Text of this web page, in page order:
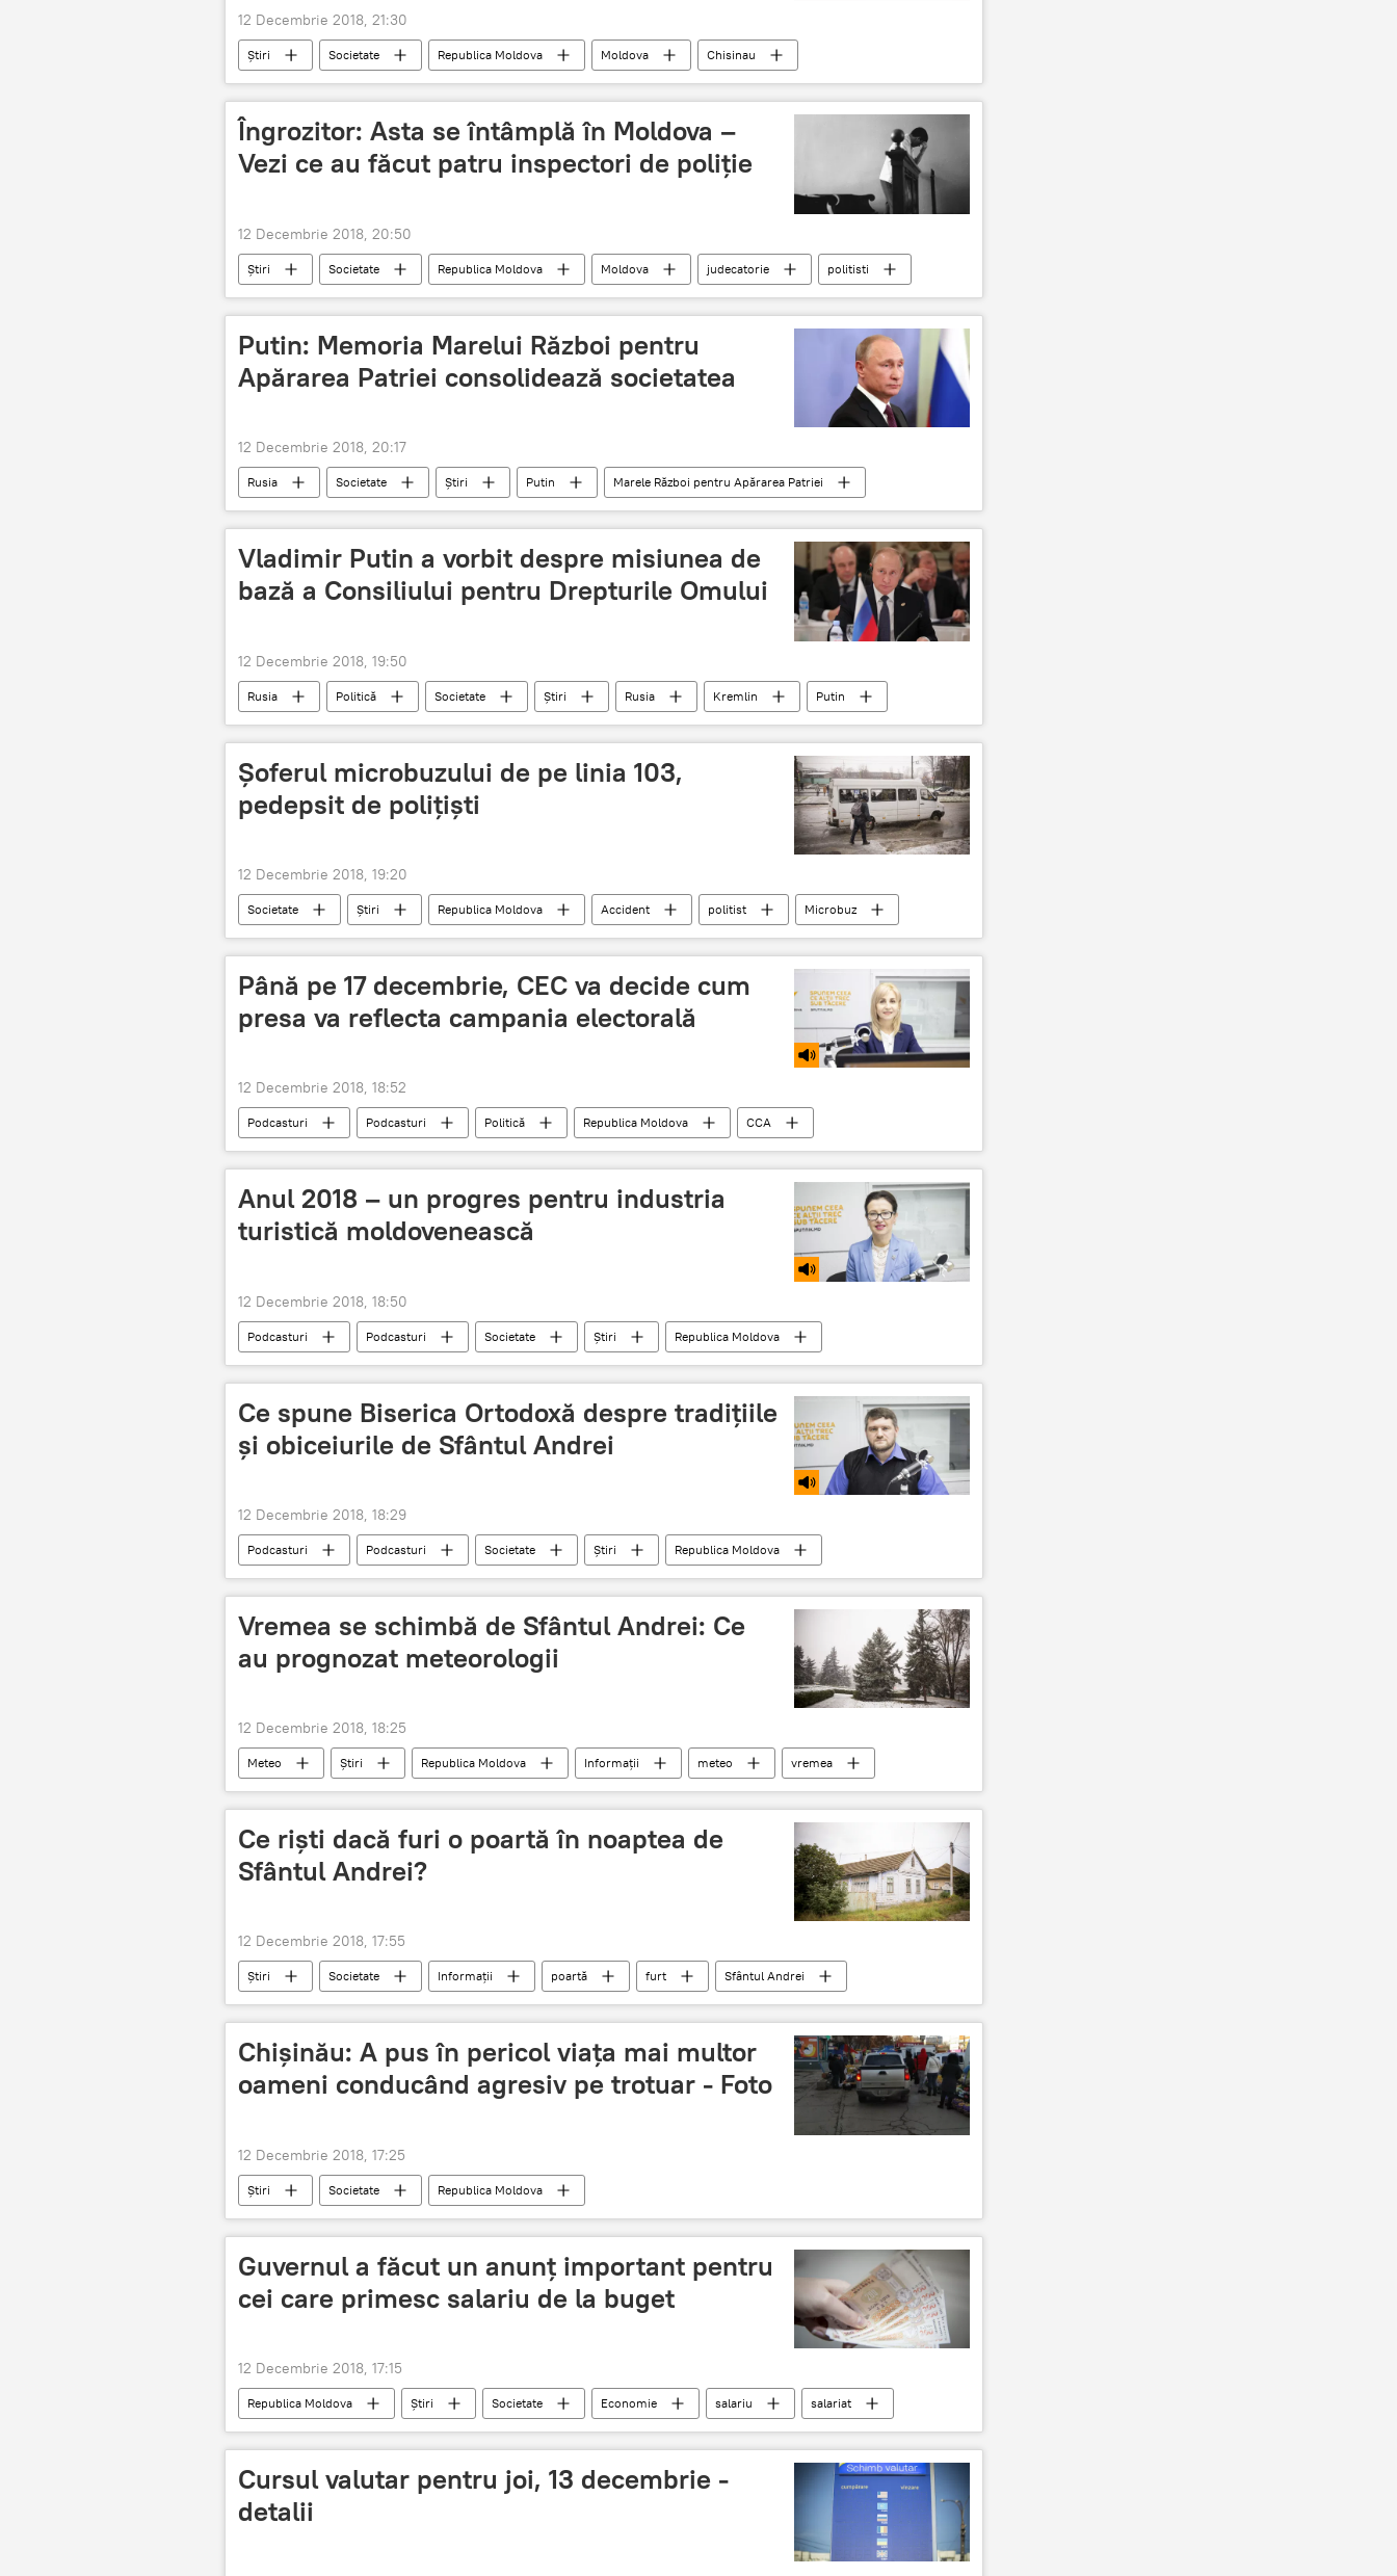
12 Decembrie 2018, 21:30
Știri Societate Republica Moldova Moldova
Chisinau
Centrul National Anticoruptie
suspect judecata
Inchisoare
Îngrozitor: Asta se întâmplă în Moldova –
Vezi ce au făcut patru inspectori de poliție
12 Decembrie 2018, 20:50
Știri Societate Republica Moldova Moldova judecatorie
politisti
condamnati
tortura
Putin: Memoria Marelui Război pentru
Apărarea Patriei consolidează societatea
12 Decembrie 2018, 20:17
Rusia Societate Știri Putin
Marele Război pentru Apărarea Patriei
consolidare
Vladimir Putin a vorbit despre misiunea de
bază a Consiliului pentru Drepturile Omului
12 Decembrie 2018, 19:50
Rusia Politică Societate Știri Rusia Kremlin
Putin
consiliu
drepturile omului
Șoferul microbuzului de pe linia 103,
pedepsit de polițiști
12 Decembrie 2018, 19:20
Societate Știri Republica Moldova Accident politist
Microbuz
minora
Până pe 17 decembrie, CEC va decide cum
presa va reflecta campania electorală
12 Decembrie 2018, 18:52
Podcasturi Podcasturi Politică Republica Moldova
CCA
campanie lectorală
Anul 2018 – un progres pentru industria
turistică moldovenească
12 Decembrie 2018, 18:50
Podcasturi Podcasturi Societate Știri
Republica Moldova
Moldova
turism
Ce spune Biserica Ortodoxă despre tradițiile
și obiceiurile de Sfântul Andrei
12 Decembrie 2018, 18:29
Podcasturi Podcasturi Societate Știri
Republica Moldova
Moldova
biserică tradiții și obiceiuri de Sfântul Andrei
Vremea se schimbă de Sfântul Andrei: Ce
au prognozat meteorologii
12 Decembrie 2018, 18:25
Meteo Știri Republica Moldova Informații meteo
vremea
temperaturi
Ce riști dacă furi o poartă în noaptea de
Sfântul Andrei?
12 Decembrie 2018, 17:55
Știri Societate Informații poartă furt
Sfântul Andrei
tradiții
superstiții
Chișinău: A pus în pericol viața mai multor
oameni conducând agresiv pe trotuar - Foto
12 Decembrie 2018, 17:25
Știri Societate Republica Moldova
Guvernul a făcut un anunț important pentru
cei care primesc salariu de la buget
12 Decembrie 2018, 17:15
Republica Moldova Știri Societate Economie salariu
salariat
pensie
Remunerare Guvern buget
Cursul valutar pentru joi, 13 decembrie -
detalii